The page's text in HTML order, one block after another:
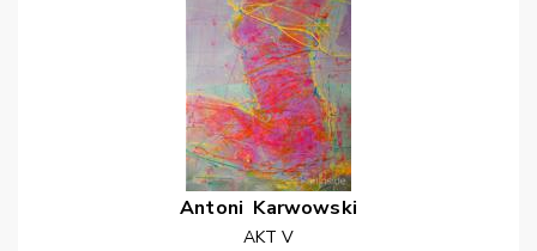
Antoni Karwowski
AKT V